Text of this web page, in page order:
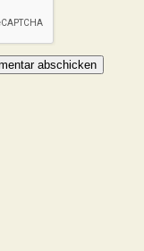
abschicken